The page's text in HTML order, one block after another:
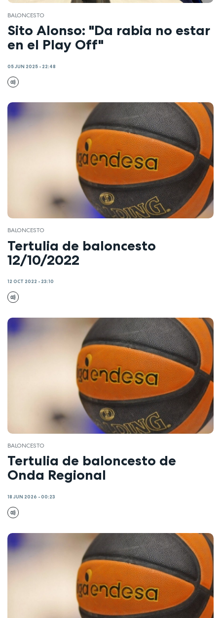
BALONCESTO
Sito Alonso: "Da rabia no estar
en el Play Off"
05 JUN 2025 - 22:48
BALONCESTO
Tertulia de baloncesto
12/10/2022
12 OCT 2022 - 23:10
BALONCESTO
Tertulia de baloncesto de
Onda Regional
18 JUN 2026 - 00:23